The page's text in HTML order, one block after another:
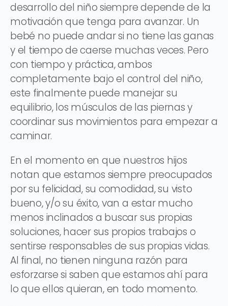
desarrollo del niño siempre depende de la
motivación que tenga para avanzar. Un
bebé no puede andar si no tiene las ganas
y el tiempo de caerse muchas veces. Pero
con tiempo y práctica, ambos
completamente bajo el control del niño,
este finalmente puede manejar su
equilibrio, los músculos de las piernas y
coordinar sus movimientos para empezar a
caminar.
En el momento en que nuestros hijos
notan que estamos siempre preocupados
por su felicidad, su comodidad, su visto
bueno, y/o su éxito, van a estar mucho
menos inclinados a buscar sus propias
soluciones, hacer sus propios trabajos o
sentirse responsables de sus propias vidas.
Al final, no tienen ninguna razón para
esforzarse si saben que estamos ahí para
lo que ellos quieran, en todo momento.